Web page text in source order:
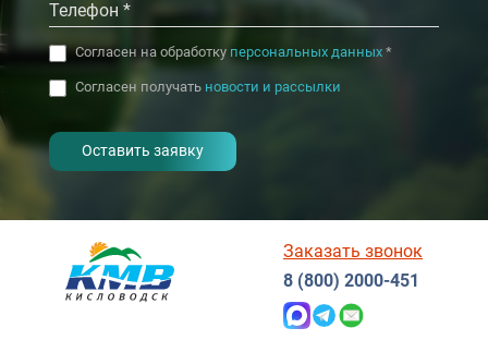
Согласен на обработку персональных данных*
Согласен получать новости и рассылки
Заказать звонок
8 (800) 2000-451